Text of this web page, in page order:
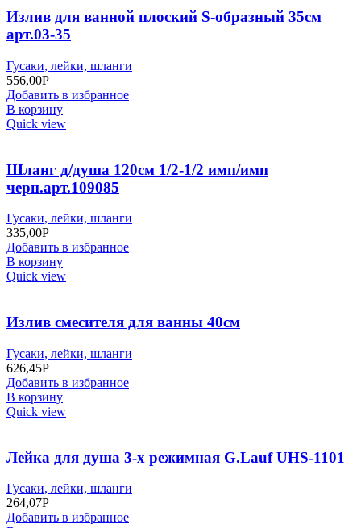
Излив для ванной плоский S-образный 35см
арт.03-35
Гусаки, лейки, шланги
556,00Р
Добавить в избранное
В корзину
Quick view
Шланг д/душа 120см 1/2-1/2 имп/имп
черн.арт.109085
Гусаки, лейки, шланги
335,00Р
Добавить в избранное
В корзину
Quick view
Излив смесителя для ванны 40см
Гусаки, лейки, шланги
626,45Р
Добавить в избранное
В корзину
Quick view
Лейка для душа 3-х режимная G.Lauf UHS-1101
Гусаки, лейки, шланги
264,07Р
Добавить в избранное